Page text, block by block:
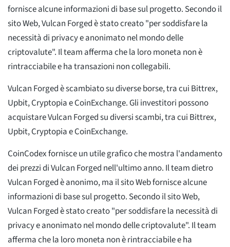
fornisce alcune informazioni di base sul progetto. Secondo il
sito Web, Vulcan Forged è stato creato "per soddisfare la
necessità di privacy e anonimato nel mondo delle
criptovalute". Il team afferma che la loro moneta non è
rintracciabile e ha transazioni non collegabili.
Vulcan Forged è scambiato su diverse borse, tra cui Bittrex,
Upbit, Cryptopia e CoinExchange. Gli investitori possono
acquistare Vulcan Forged su diversi scambi, tra cui Bittrex,
Upbit, Cryptopia e CoinExchange.
CoinCodex fornisce un utile grafico che mostra l'andamento
dei prezzi di Vulcan Forged nell'ultimo anno. Il team dietro
Vulcan Forged è anonimo, ma il sito Web fornisce alcune
informazioni di base sul progetto. Secondo il sito Web,
Vulcan Forged è stato creato "per soddisfare la necessità di
privacy e anonimato nel mondo delle criptovalute". Il team
afferma che la loro moneta non è rintracciabile e ha